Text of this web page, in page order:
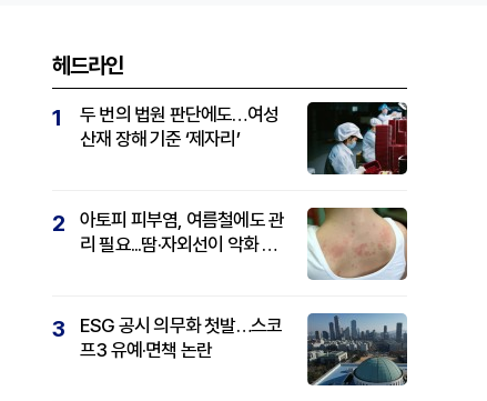
헤드라인
1
두 번의 법원 판단에도…여성
산재 장해 기준 ‘제자리’
2
아토피 피부염, 여름철에도 관
리 필요...땀·자외선이 악화 요
3
ESG 공시 의무화 첫발…스코
프3 유예·면책 논란